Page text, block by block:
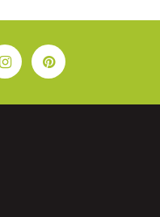
InstagramPinterest